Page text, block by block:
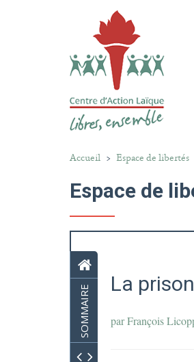
Accueil > Espace de libertés
Espace de
SOMMAIRE La
parFrançois